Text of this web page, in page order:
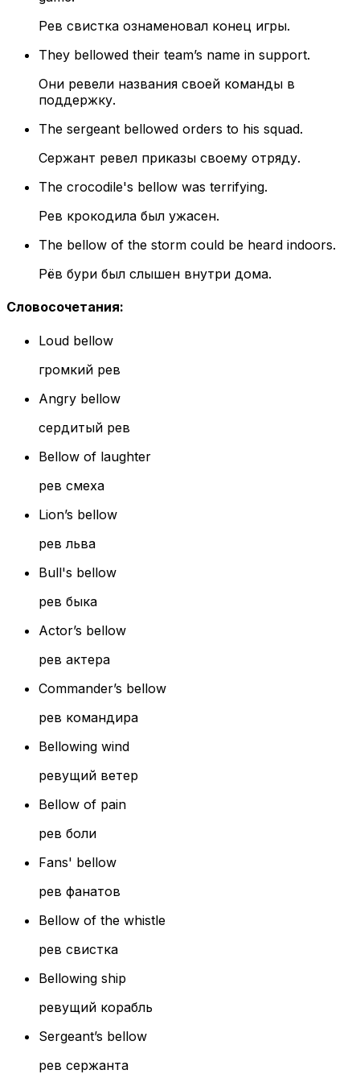
Рев свистка ознаменовал конец игры.
They bellowed their team’s name in support.
Они ревели названия своей команды в
поддержку.
The sergeant bellowed orders to his squad.
Сержант ревел приказы своему отряду.
The crocodile's bellow was terrifying.
Рев крокодила был ужасен.
The bellow of the storm could be heard indoors.
Рёв бури был слышен внутри дома.
Словосочетания:
Loud bellow
громкий рев
Angry bellow
сердитый рев
Bellow of laughter
рев смеха
Lion’s bellow
рев льва
Bull's bellow
рев быка
Actor’s bellow
рев актера
Commander’s bellow
рев командира
Bellowing wind
ревущий ветер
Bellow of pain
рев боли
Fans' bellow
рев фанатов
Bellow of the whistle
рев свистка
Bellowing ship
ревущий корабль
Sergeant’s bellow
рев сержанта